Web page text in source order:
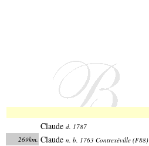
Claude d. 1787
269km. Claude n. b. 1763 Contrexéville (F88)